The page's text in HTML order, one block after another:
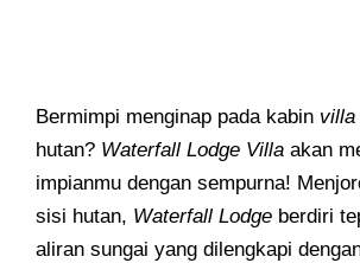
Bermimpi menginap pada kabin villa
hutan? Waterfall Lodge Villa akan
impianmu dengan sempurna!
sisi hutan, Waterfall Lodge berdiri
aliran sungai yang dilengkapi